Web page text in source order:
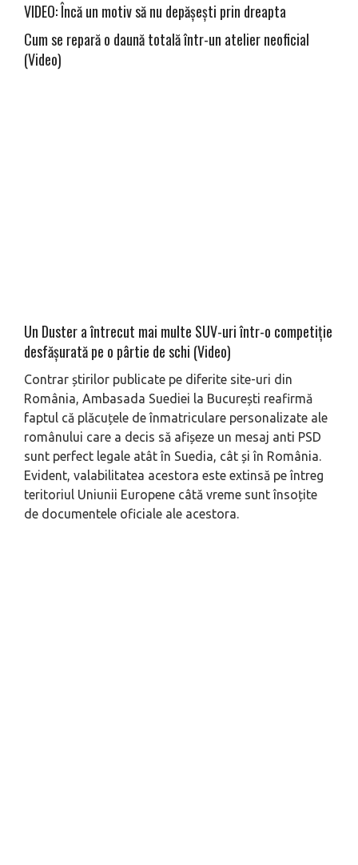
VIDEO: Încă un motiv să nu depășești prin dreapta
Cum se repară o daună totală într-un atelier neoficial
(Video)
Un Duster a întrecut mai multe SUV-uri într-o competiţie
desfăşurată pe o pârtie de schi (Video)
Contrar știrilor publicate pe diferite site-uri din
România, Ambasada Suediei la București reafirmă
faptul că plăcuțele de înmatriculare personalizate ale
românului care a decis să afișeze un mesaj anti PSD
sunt perfect legale atât în Suedia, cât și în România.
Evident, valabilitatea acestora este extinsă pe întreg
teritoriul Uniunii Europene câtă vreme sunt însoțite
de documentele oficiale ale acestora.